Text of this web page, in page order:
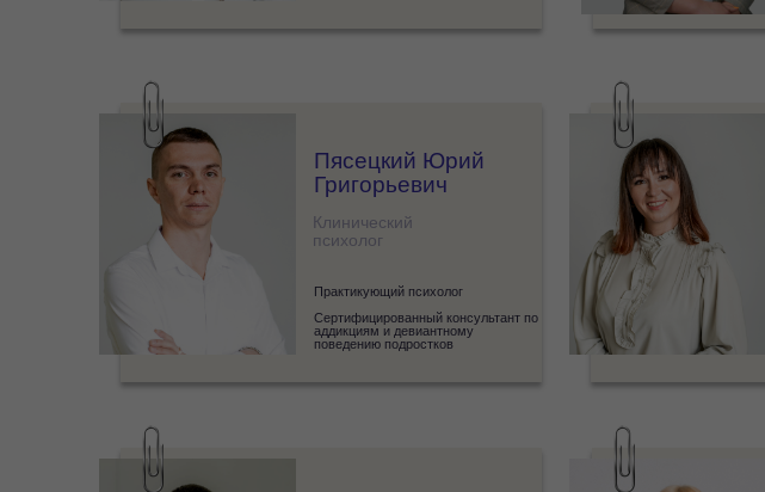
Пясецкий Юрий
Григорьевич
Клинический
психолог
Практикующий психолог
Сертифицированный консультант по
аддикциям и девиантному
поведению подростков